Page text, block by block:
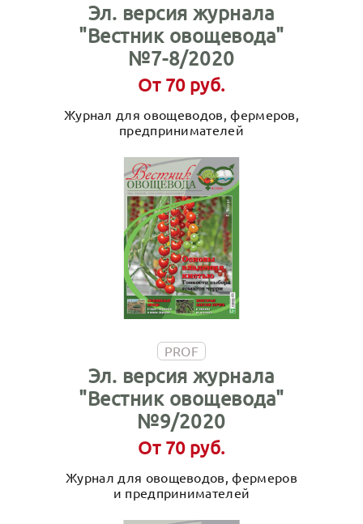
Эл. версия журнала
"Вестник овощевода"
№7-8/2020
От 70 руб.
Журнал для овощеводов, фермеров,
предпринимателей
PROF
Эл. версия журнала
"Вестник овощевода"
№9/2020
От 70 руб.
Журнал для овощеводов, фермеров
и предпринимателей